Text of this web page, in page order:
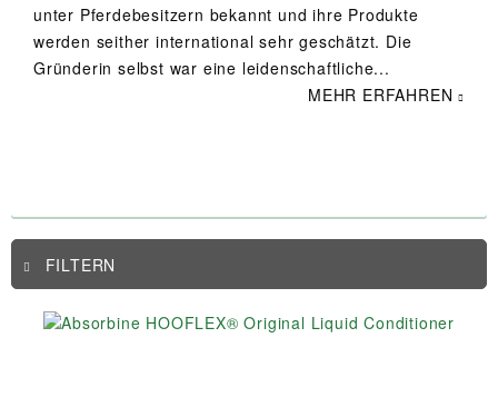
unter Pferdebesitzern bekannt und ihre Produkte
werden seither international sehr geschätzt. Die
Gründerin selbst war eine leidenschaftliche...
MEHR ERFAHREN
FILTERN